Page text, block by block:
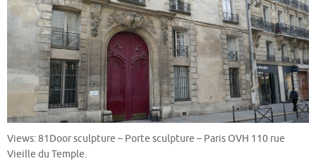
Views: 81Door sculpture – Porte sculpture – Paris OVH 110 rue
Vieille du Temple.